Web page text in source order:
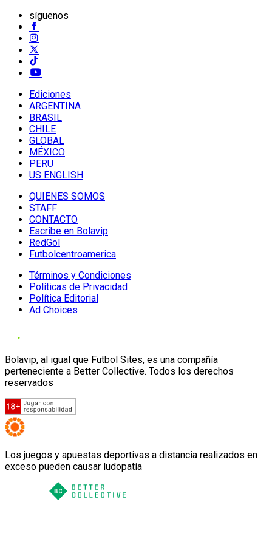
síguenos
Ediciones
ARGENTINA
BRASIL
CHILE
GLOBAL
MÉXICO
PERU
US ENGLISH
QUIENES SOMOS
STAFF
CONTACTO
Escribe en Bolavip
RedGol
Futbolcentroamerica
Términos y Condiciones
Políticas de Privacidad
Política Editorial
Ad Choices
Bolavip, al igual que Futbol Sites, es una compañía
perteneciente a Better Collective. Todos los derechos
reservados
Los juegos y apuestas deportivas a distancia realizados en
exceso pueden causar ludopatía